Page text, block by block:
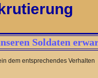
Soldaten
dem entsprechendes Verhalten